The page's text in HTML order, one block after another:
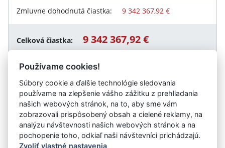
Zmluvne dohodnutá čiastka: 9 342 367,92 €
Celková čiastka: 9 342 367,92 €
Návrat späť
Vystavil:Obec Drahovce
Používame cookies!
Súbory cookie a ďalšie technológie sledovania
používame na zlepšenie vášho zážitku z prehliadania
našich webových stránok, na to, aby sme vám
zobrazovali prispôsobený obsah a cielené reklamy, na
analýzu návštevnosti našich webových stránok a na
pochopenie toho, odkiaľ naši návštevníci prichádzajú.
Zvoliť vlastné nastavenia